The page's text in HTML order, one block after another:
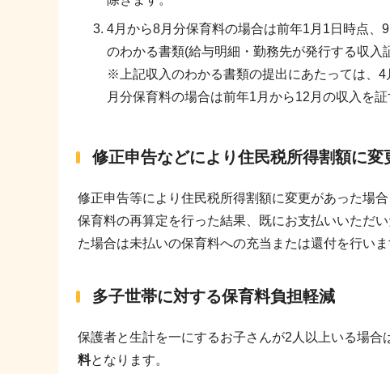
4月から8月分保育料の場合は前年1月1日時点、
のわかる書類(給与明細・勤務先が発行する収入
※上記収入のわかる書類の提出にあたっては、
月分保育料の場合は前年1月から12月の収入を証
修正申告などにより住民税所得割額に変
修正申告等により住民税所得割額に変更があった場合
保育料の再算定を行った結果、既にお支払いいただ
た場合は未払いの保育料への充当または還付を行いま
多子世帯に対する保育料負担軽減
保護者と生計を一にするお子さんが2人以上いる場
料となります。